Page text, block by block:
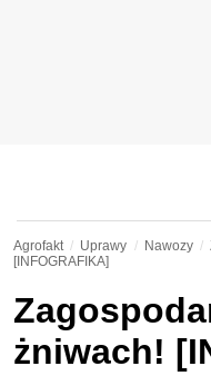
Agrofakt Uprawy Nawozy
[INFOGRAFIKA]
żniwach!